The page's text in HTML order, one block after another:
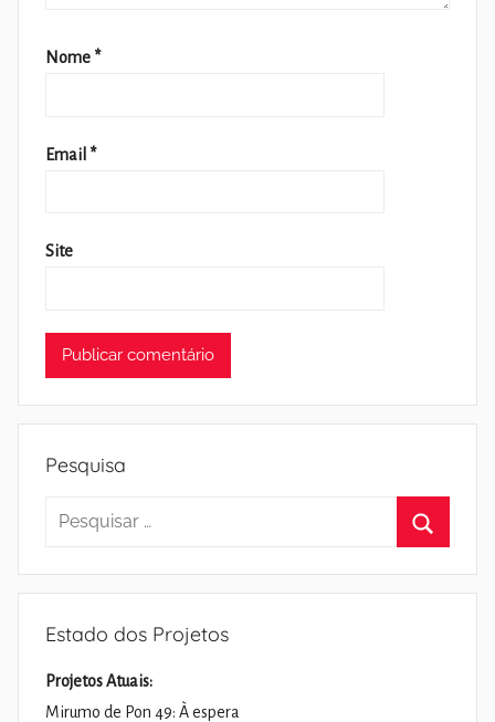
Nome *
Email *
Site
Pesquisa
Pesquisar
Estado dos Projetos
Projetos Atuais:
Mirumo de Pon 49: À espera